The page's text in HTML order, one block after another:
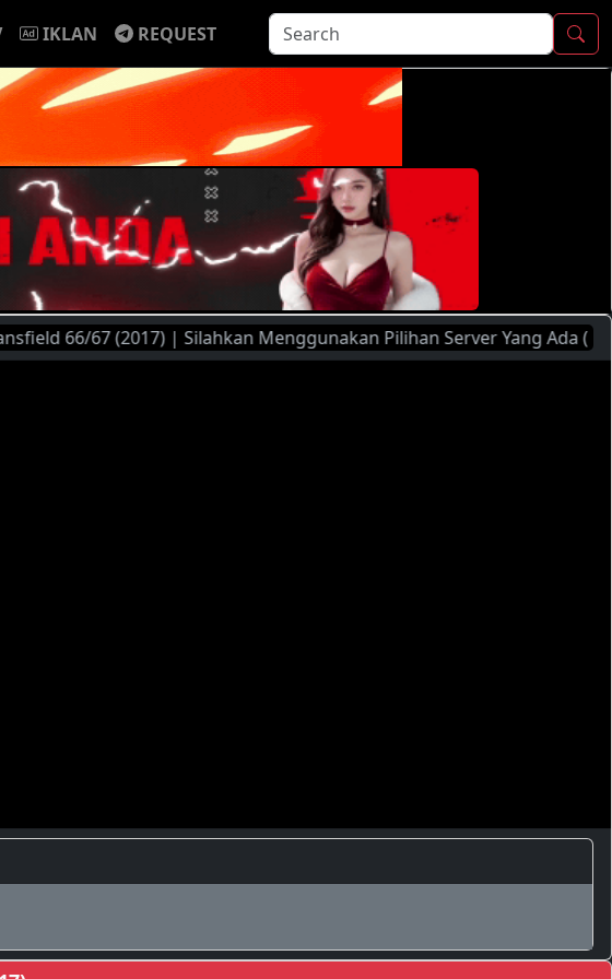
IKLAN REQUEST
66/67 (2017) | Silahkan Menggunakan Pilihan Server Yang Ada (